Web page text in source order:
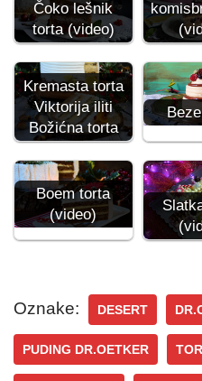
Čoko lešnik
torta (video)
Kremasta torta
Viktorija iliti
Božićna torta
Boem torta
(video)
Oznake: DESERT
PUDING DR.OETKER